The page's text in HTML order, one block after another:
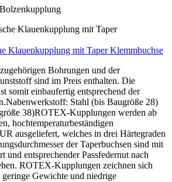
Klauenkupplung mit Taper Klemmbuchse
Bohrungen und der
sind im Preis enthalten. Die
somit einbaufertig entsprechend der
Stahl (bis Baugröße 28)
38)ROTEX-Kupplungen werden ab
hochtemperaturbeständigen
ausgeliefert, welches in drei Härtegraden
der Taperbuchsen sind mit
und entsprechender Passfedernut nach
ROTEX-Kupplungen zeichnen sich
Gewichte und niedrige